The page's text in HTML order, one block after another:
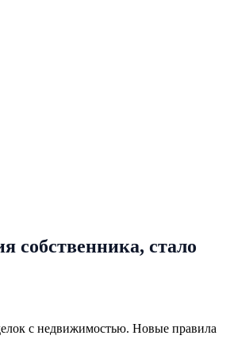
собственника, стало
с недвижимостью. Новые правила